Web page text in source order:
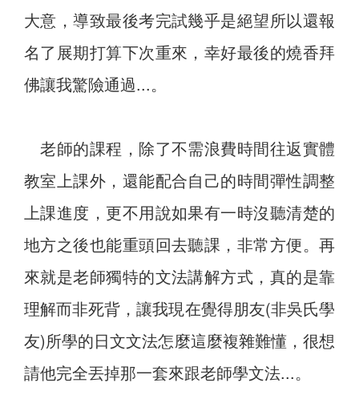
大意，導致最後考完試幾乎是絕望所以還報
名了展期打算下次重來，幸好最後的燒香拜
佛讓我驚險通過...。
老師的課程，除了不需浪費時間往返實體
教室上課外，還能配合自己的時間彈性調整
上課進度，更不用說如果有一時沒聽清楚的
地方之後也能重頭回去聽課，非常方便。再
來就是老師獨特的文法講解方式，真的是靠
理解而非死背，讓我現在覺得朋友(非吳氏學
友)所學的日文文法怎麼這麼複雜難懂，很想
請他完全丟掉那一套來跟老師學文法...。